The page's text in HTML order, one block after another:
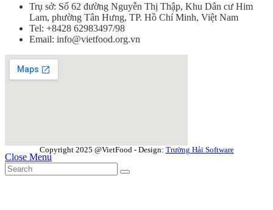
Trụ sở: Số 62 đường Nguyễn Thị Thập, Khu Dân cư Him
Lam, phường Tân Hưng, TP. Hồ Chí Minh, Việt Nam
Tel: +8428 62983497/98
Email: info@vietfood.org.vn
Copyright 2025 @VietFood - Design: Trường Hải Software
Close Menu